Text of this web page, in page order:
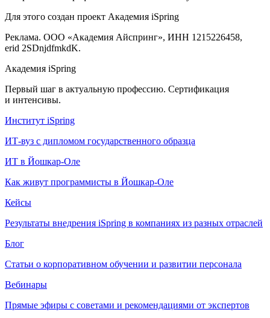
Для этого создан проект Академия iSpring
Реклама. ООО «Академия Айспринг», ИНН 1215226458,
erid 2SDnjdfmkdK.
Академия iSpring
Первый шаг в актуальную профессию. Сертификация
и интенсивы.
Институт iSpring
ИТ-вуз с дипломом государственного образца
ИТ в Йошкар-Оле
Как живут программисты в Йошкар‑Оле
Кейсы
Результаты внедрения iSpring в компаниях из разных отраслей
Блог
Статьи о корпоративном обучении и развитии персонала
Вебинары
Прямые эфиры с советами и рекомендациями от экспертов